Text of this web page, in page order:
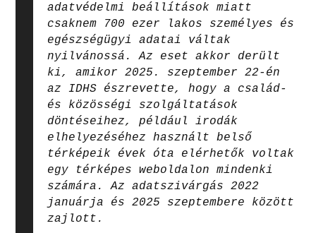
adatvédelmi beállítások miatt
csaknem 700 ezer lakos személyes és
egészségügyi adatai váltak
nyilvánossá. Az eset akkor derült
ki, amikor 2025. szeptember 22-én
az IDHS észrevette, hogy a család-
és közösségi szolgáltatások
döntéseihez, például irodák
elhelyezéséhez használt belső
térképeik évek óta elérhetők voltak
egy térképes weboldalon mindenki
számára. Az adatszivárgás 2022
januárja és 2025 szeptembere között
zajlott.